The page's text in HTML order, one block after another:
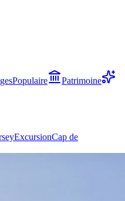
Populaire
Patrimoine
ExcursionCap de